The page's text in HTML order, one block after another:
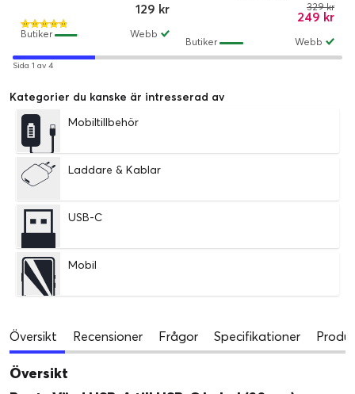
129 kr
Webb
Butiker
249 kr
329 kr
Webb
Butiker
Sida 1 av 4
Kategorier du kanske är intresserad av
Mobiltillbehör
Laddare & Kablar
USB-C
Mobil
Översikt Recensioner Frågor Specifikationer
Översikt